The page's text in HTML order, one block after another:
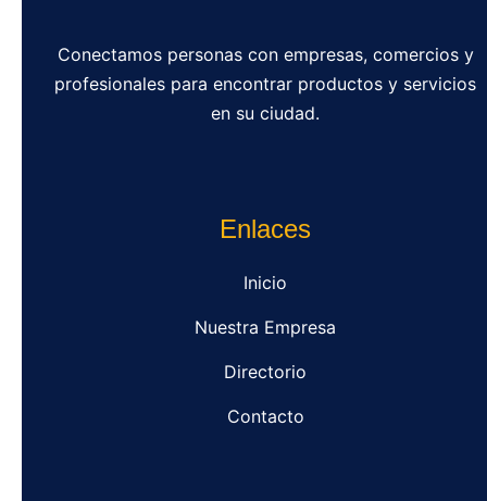
Conectamos personas con empresas, comercios y
profesionales para encontrar productos y servicios
en su ciudad.
Enlaces
Inicio
Nuestra Empresa
Directorio
Contacto